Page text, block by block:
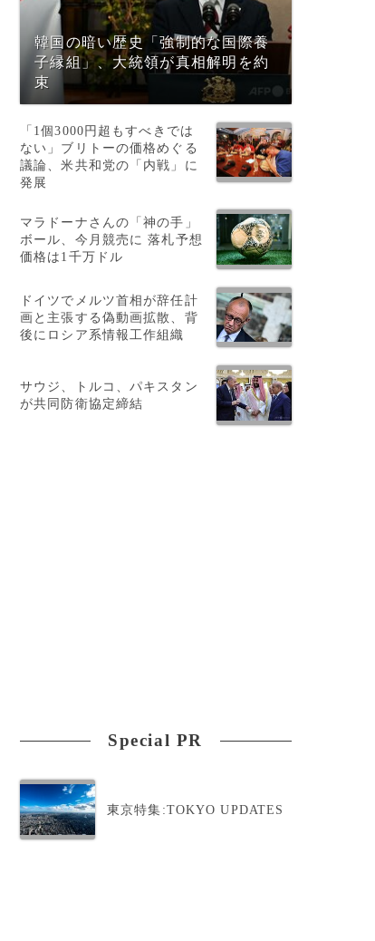
韓国の暗い歴史「強制的な国際養
子縁組」、大統領が真相解明を約
束
「1個3000円超もすべきでは
ない」ブリトーの価格めぐる
議論、米共和党の「内戦」に
発展
マラドーナさんの「神の手」
ボール、今月競売に 落札予想
価格は1千万ドル
ドイツでメルツ首相が辞任計
画と主張する偽動画拡散、背
後にロシア系情報工作組織
サウジ、トルコ、パキスタン
が共同防衛協定締結
Special PR
東京特集:TOKYO UPDATES